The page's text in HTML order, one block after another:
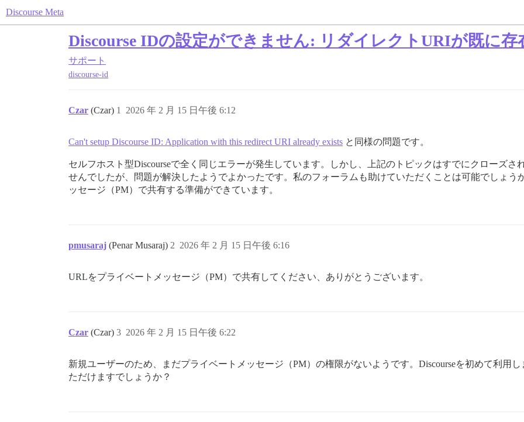
Discourse Meta
Discourse IDの設定ができません: リダイレクトURIが既に存
サポート
discourse-id
Czar (Czar) 2026 年 2 月 15 日午後 6:12
1
Can't setup Discourse ID: Application with this redirect URI already exists と同様の問題です。
セルフホスト型Discourseで全く同じエラーが発生しています。しかし、上記のトピックはすでにクローズ
せんでしたが、問題が解決したようでよかったです。私のフォーラムも助けていただくことは可能でしょ
ッセージ（PM）で共有する準備ができています。
pmusaraj (Penar Musaraj) 2026 年 2 月 15 日午後 6:16
2
URLをプライベートメッセージ（PM）で共有してください、ありがとうございます。
Czar (Czar) 2026 年 2 月 15 日午後 6:22
3
新規ユーザーのため、まだプライベートメッセージ（PM）の権限がないようです。Discourseを初めて利用
ただけますでしょうか？